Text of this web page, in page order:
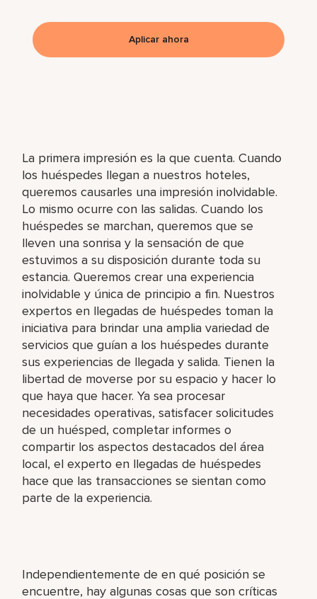
La primera impresión es la que cuenta. Cuando
los huéspedes llegan a nuestros hoteles,
queremos causarles una impresión inolvidable.
Lo mismo ocurre con las salidas. Cuando los
huéspedes se marchan, queremos que se
lleven una sonrisa y la sensación de que
estuvimos a su disposición durante toda su
estancia. Queremos crear una experiencia
inolvidable y única de principio a fin. Nuestros
expertos en llegadas de huéspedes toman la
iniciativa para brindar una amplia variedad de
servicios que guían a los huéspedes durante
sus experiencias de llegada y salida. Tienen la
libertad de moverse por su espacio y hacer lo
que haya que hacer. Ya sea procesar
necesidades operativas, satisfacer solicitudes
de un huésped, completar informes o
compartir los aspectos destacados del área
local, el experto en llegadas de huéspedes
hace que las transacciones se sientan como
parte de la experiencia.
Independientemente de en qué posición se
encuentre, hay algunas cosas que son críticas
Aplicar ahora